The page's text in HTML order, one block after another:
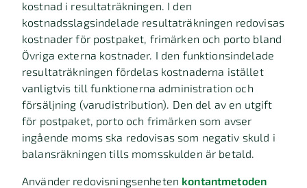
kostnad i resultaträkningen. I den
kostnadsslagsindelade resultaträkningen redovisas
kostnader för postpaket, frimärken och porto bland
Övriga externa kostnader. I den funktionsindelade
resultaträkningen fördelas kostnaderna istället
vanligtvis till funktionerna administration och
försäljning (varudistribution). Den del av en utgift
för postpaket, porto och frimärken som avser
ingående moms ska redovisas som negativ skuld i
balansräkningen tills momsskulden är betald.
Använder redovisningsenheten kontantmetoden